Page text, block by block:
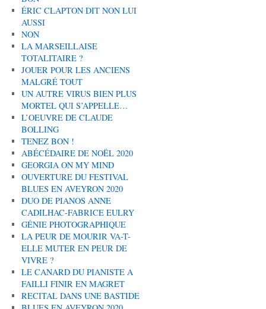
ÉRIC CLAPTON DIT NON LUI
AUSSI
NON
LA MARSEILLAISE
TOTALITAIRE ?
JOUER POUR LES ANCIENS
MALGRÉ TOUT
UN AUTRE VIRUS BIEN PLUS
MORTEL QUI S’APPELLE…
L’OEUVRE DE CLAUDE
BOLLING
TENEZ BON !
ABÉCÉDAIRE DE NOËL 2020
GEORGIA ON MY MIND
OUVERTURE DU FESTIVAL
BLUES EN AVEYRON 2020
DUO DE PIANOS ANNE
CADILHAC-FABRICE EULRY
GÉNIE PHOTOGRAPHIQUE
LA PEUR DE MOURIR VA-T-
ELLE MUTER EN PEUR DE
VIVRE ?
LE CANARD DU PIANISTE A
FAILLI FINIR EN MAGRET
RECITAL DANS UNE BASTIDE